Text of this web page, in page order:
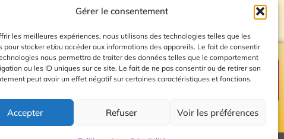
Gérer le consentement
les meilleures expériences, nous utilisons des technologies telles que les
pour stocker et/ou accéder aux informations des appareils. Le fait de consentir
nous permettra de traiter des données telles que le comportement
ou les ID uniques sur ce site. Le fait de ne pas consentir ou de retirer son
peut avoir un effet négatif sur certaines caractéristiques et fonctions.
Accepter Refuser Voir les préférences
Plan du site